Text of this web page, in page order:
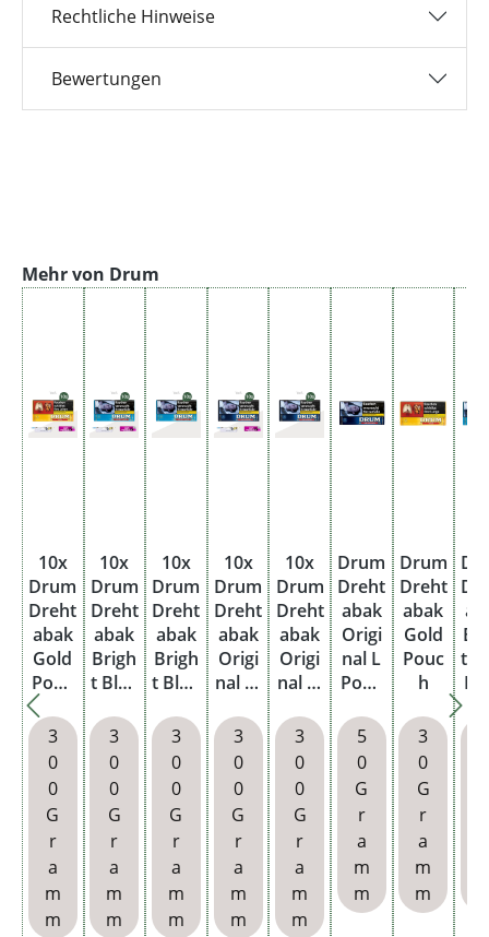
Rechtliche Hinweise
Bewertungen
Produktgalerie überspringen
Mehr von Drum
10x
Drum
Dreht
abak
Gold
Pouc
h mit
Feuer
zeuge
n
3
0
0
G
r
a
m
m
10x
Drum
Dreht
abak
Brigh
t Blue
h mit
Feuer
zeuge
n
3
0
0
G
r
a
m
m
10x
Drum
Dreht
abak
Brigh
t Blue
h
3
0
0
G
r
a
m
m
10x
Drum
Dreht
abak
Origi
nal M
h mit
Feuer
zeuge
n
3
0
0
G
r
a
m
m
10x
Drum
Dreht
abak
Origi
nal M
h
3
0
0
G
r
a
m
m
Drum
Dreht
abak
Origi
nal L
Pouc
5
0
G
r
a
m
m
Drum
Dreht
abak
Gold
Pouc
h
3
0
G
r
a
m
m
t